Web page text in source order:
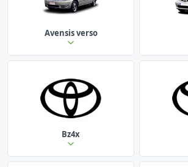
Avensis verso
Bz4x